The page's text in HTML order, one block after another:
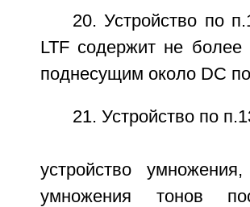
20. Устройство по
LTF содержит не более
поднесущим около DC
21. Устройство по
устройство
умножения тонов